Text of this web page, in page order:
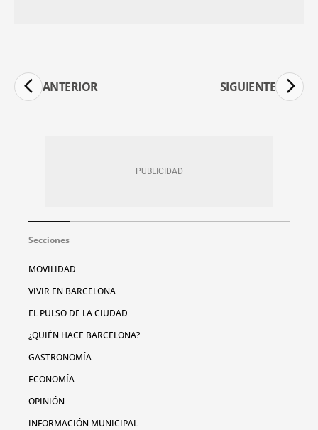
ANTERIOR SIGUIENTE
Secciones
MOVILIDAD
VIVIR EN BARCELONA
EL PULSO DE LA CIUDAD
¿QUIÉN HACE BARCELONA?
GASTRONOMÍA
ECONOMÍA
OPINIÓN
INFORMACIÓN MUNICIPAL